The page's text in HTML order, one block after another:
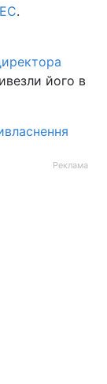
.
його в
Реклама